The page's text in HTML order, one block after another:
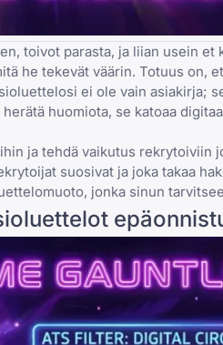
toivot parasta, ja liian usein et
he tekevät väärin. Totuus on,
ei ole vain asiakirja;
huomiota, se katoaa
ja tehdä vaikutus rekrytoiviin
suosivat ja joka takaa
jonka sinun